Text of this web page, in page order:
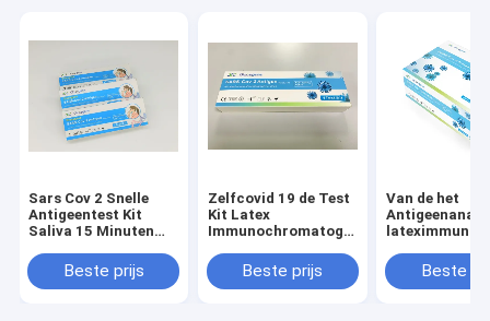
Sars Cov 2 Snelle
Antigeentest Kit
Saliva 15 Minuten
Beste prijs
Zelfcovid 19 de Test
Kit Latex
Immunochromatography
Beste prijs
Van de het
Home Test
Beste